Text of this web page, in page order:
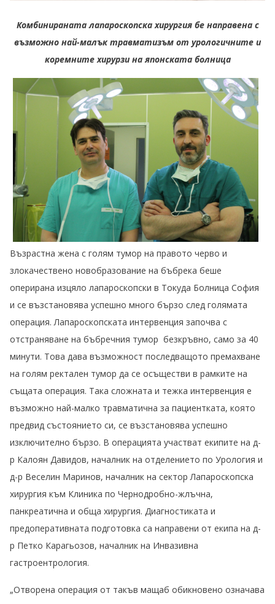
Комбинираната лапароскопска хирургия бе направена с
възможно най-малък травматизъм от урологичните и
коремните хирурзи на японската болница
Възрастна жена с голям тумор на правото черво и
злокачествено новобразование на бъбрека беше
оперирана изцяло лапароскопски в Токуда Болница София
и се възстановява успешно много бързо след голямата
операция. Лапароскопската интервенция започва с
отстраняване на бъбречния тумор безкръвно, само за 40
минути. Това дава възможност последващото премахване
на голям ректален тумор да се осъществи в рамките на
същата операция. Така сложната и тежка интервенция е
възможно най-малко травматична за пациентката, която
предвид състоянието си, се възстановява успешно
изключително бързо. В операцията участват екипите на д-
р Калоян Давидов, началник на отделението по Урология и
д-р Веселин Маринов, началник на сектор Лапароскопска
хирургия към Клиника по Чернодробно-жлъчна,
панкреатична и обща хирургия. Диагностиката и
предоперативната подготовка са направени от екипа на д-
р Петко Карагьозов, началник на Инвазивна
гастроентрология.
„Отворена операция от такъв мащаб обикновено означава